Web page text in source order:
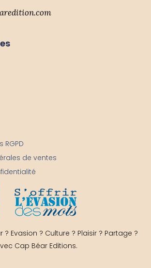
? Evasion ? Culture ? Plaisir ? Partage ?
Cap Béar Editions.
RGPD
de ventes